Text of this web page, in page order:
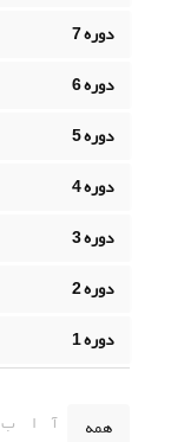
دوره 7
دوره 6
دوره 5
دوره 4
دوره 3
دوره 2
دوره 1
همه آ ا ب